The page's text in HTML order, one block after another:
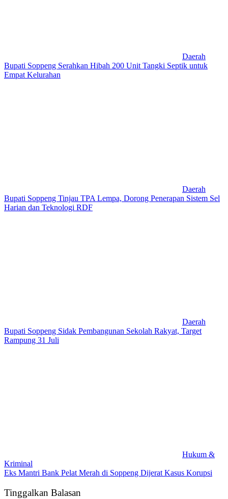
Daerah
Bupati Soppeng Serahkan Hibah 200 Unit Tangki Septik untuk
Empat Kelurahan
Daerah
Bupati Soppeng Tinjau TPA Lempa, Dorong Penerapan Sistem Sel
Harian dan Teknologi RDF
Daerah
Bupati Soppeng Sidak Pembangunan Sekolah Rakyat, Target
Rampung 31 Juli
Hukum &
Kriminal
Eks Mantri Bank Pelat Merah di Soppeng Dijerat Kasus Korupsi
Tinggalkan Balasan